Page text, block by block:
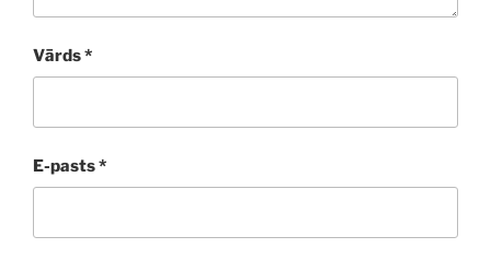
Vārds*
E-pasts*